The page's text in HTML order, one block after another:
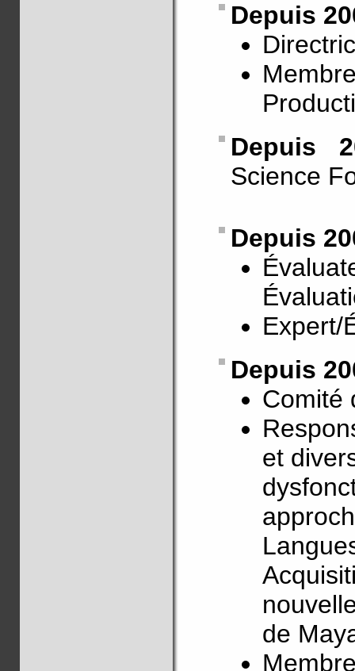
Depuis
Depuis
Science
Depuis
Expert/
Depuis
Comité
et
de